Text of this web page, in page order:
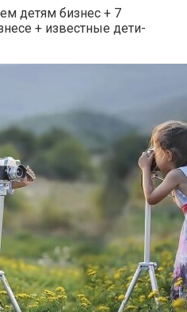
детям бизнес + 7
+ известные дети-